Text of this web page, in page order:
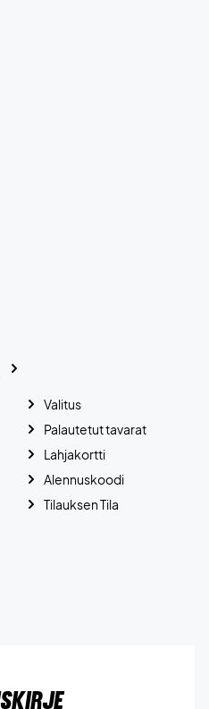
Valitus
Palautetut tavarat
Lahjakortti
Alennuskoodi
Tilauksen Tila